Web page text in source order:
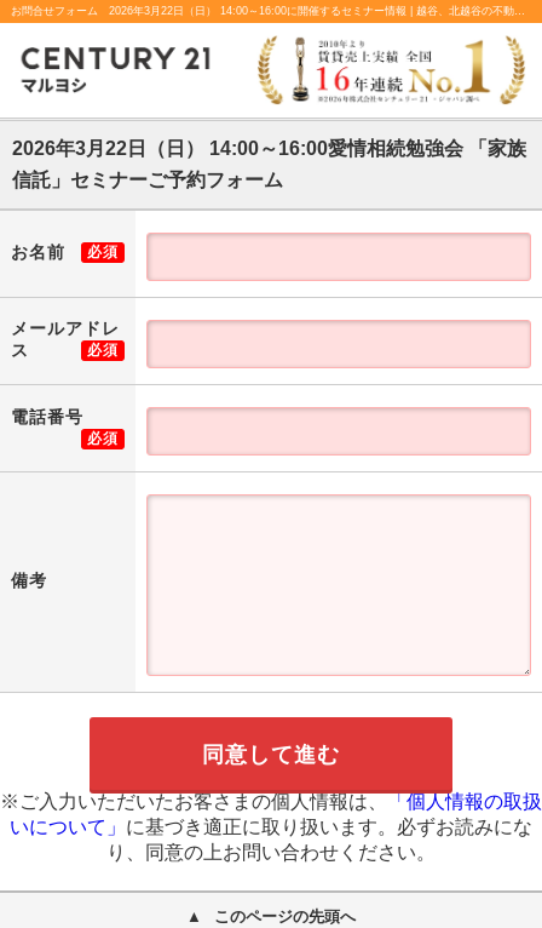
お問合せフォーム 2026年3月22日（日） 14:00～16:00に開催するセミナー情報 | 越谷、北越谷の不動産のことならセンチュリー21マルヨシ
2026年3月22日（日） 14:00～16:00愛情相続勉強会 「家族
信託」セミナーご予約フォーム
お名前 必須
メールアドレ
ス
必須
電話番号
必須
備考
同意して進む
※ご入力いただいたお客さまの個人情報は、
「個人情報の取扱
いについて」 に基づき適正に取り扱います。必ずお読みにな
り、同意の上お問い合わせください。
このページの先頭へ